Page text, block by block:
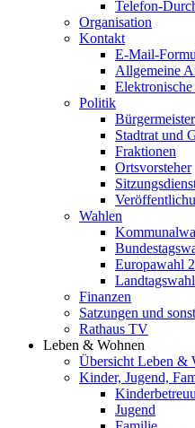
Telefon-
Organisation
Kontakt
E-Mail-
Allgemeine
Politik
Bürgermeister
Stadtrat und
Fraktionen
Ortsvorsteher
Wahlen
Europawahl
Finanzen
Satzungen und
Rathaus TV
Leben & Wohnen
Übersicht Leben &
Kinder, Jugend,
Jugend